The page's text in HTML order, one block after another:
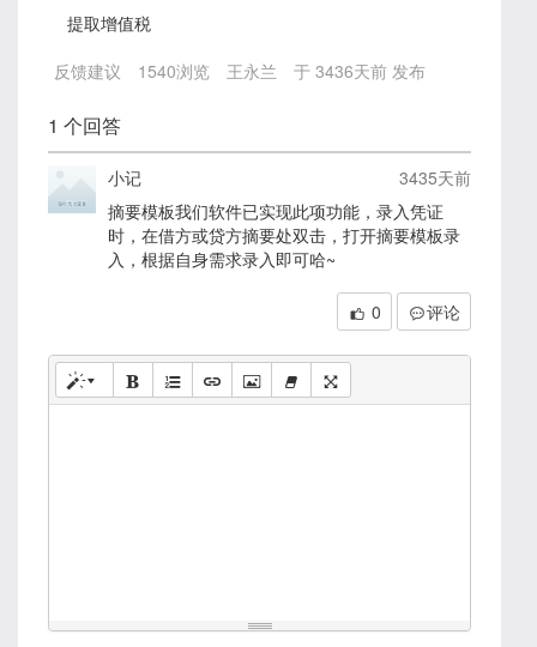
提取增值税
反馈建议
1540浏览 王永兰 于 3436天前 发布
1 个回答
小记
3435天前
摘要模板我们软件已实现此项功能，录入凭证
时，在借方或贷方摘要处双击，打开摘要模板录
入，根据自身需求录入即可哈~
0 评论